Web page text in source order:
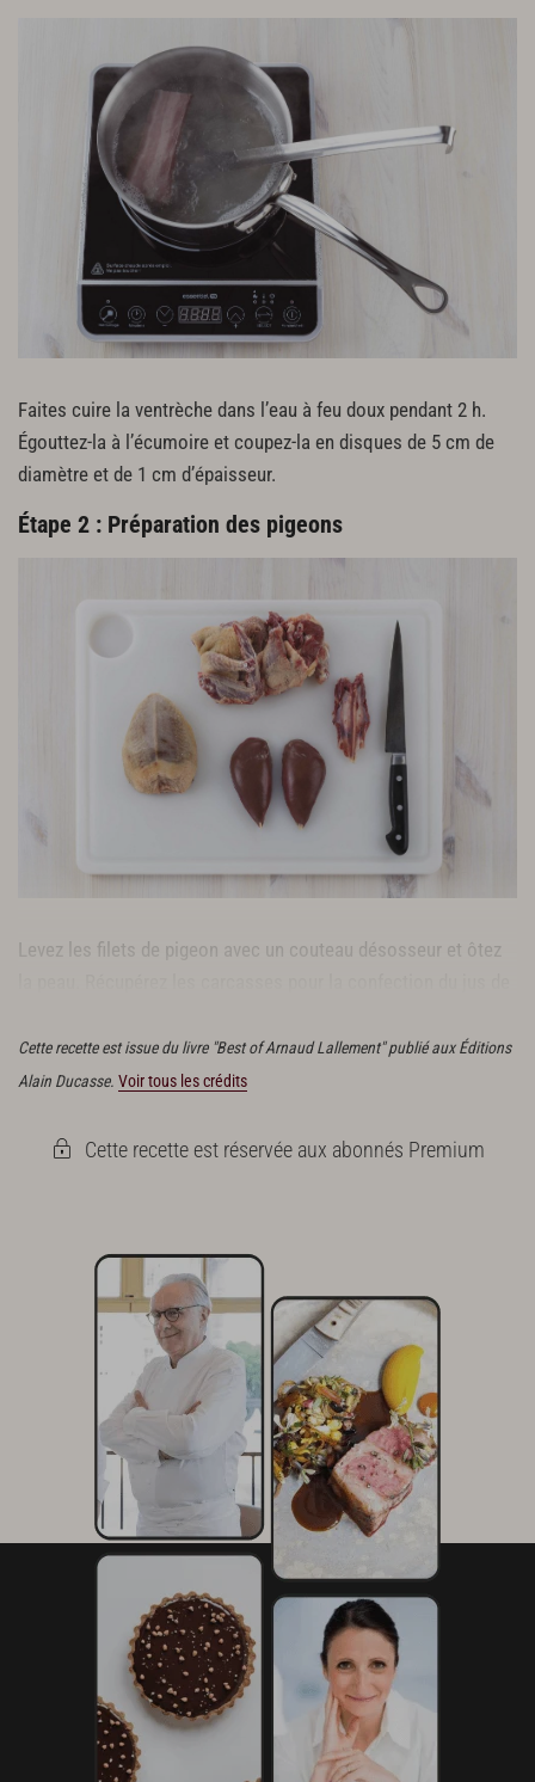
Faites cuire la ventrèche dans l’eau à feu doux pendant 2 h.
Égouttez-la à l’écumoire et coupez-la en disques de 5 cm de
diamètre et de 1 cm d’épaisseur.
Étape 2 : Préparation des pigeons
Levez les filets de pigeon avec un couteau désosseur et ôtez
Cette recette est issue du livre "Best of Arnaud Lallement" publié aux Éditions
Alain Ducasse. Voir tous les crédits
Cette recette est réservée aux abonnés Premium